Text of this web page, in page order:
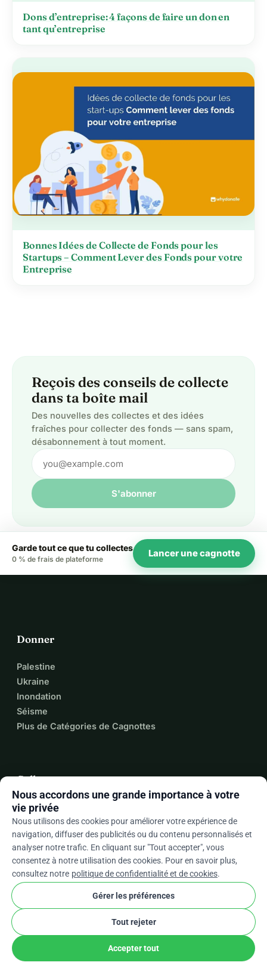
Dons d’entreprise: 4 façons de faire un don en
tant qu’entreprise
Bonnes Idées de Collecte de Fonds pour les
Startups – Comment Lever des Fonds pour votre
Entreprise
Reçois des conseils de collecte
dans ta boîte mail
Des nouvelles des collectes et des idées
fraîches pour collecter des fonds — sans spam,
désabonnement à tout moment.
S'abonner
Garde tout ce que tu collectes
0 % de frais de plateforme
Lancer une cagnotte
Donner
Palestine
Ukraine
Inondation
Séisme
Plus de Catégories de Cagnottes
Collecter
Créer une Cagnotte WhyDonate
Comment Créer une Cagnotte sur WhyDonate
Guides de Collecte de Fonds
Collecte de Fonds pour les Organisations
Pourquoi Faire Confiance à WhyDonate
Fonctionnalités de la Plateforme
Crowdfunding Mondial
Personnalisation de Marque
Nous accordons une grande importance à votre
vie privée
Nous utilisons des cookies pour améliorer votre expérience de
navigation, diffuser des publicités ou du contenu personnalisés et
analyser notre trafic. En cliquant sur "Tout accepter", vous
consentez à notre utilisation des cookies. Pour en savoir plus,
consultez notre politique de confidentialité et de cookies.
Gérer les préférences
Tout rejeter
Accepter tout